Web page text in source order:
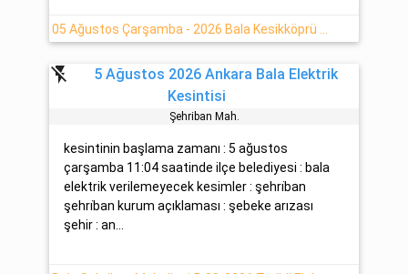
flash_off
5 Ağustos 2026 Ankara Bala Elektrik
Kesintisi
Şehri̇ban Mah.
kesintinin başlama zamanı : 5 ağustos
çarşamba 11:04 saatinde ilçe belediyesi : bala
elektrik verilemeyecek kesimler : şehri̇ban
şehri̇ban kurum açıklaması : şebeke arızası
şehir : an...